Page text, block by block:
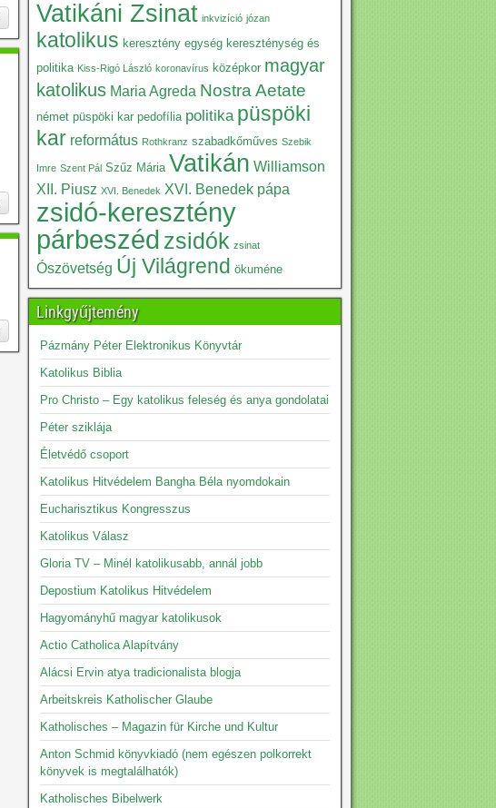
Vatikáni Zsinat inkvizíció józan
katolikus keresztény egység kereszténység és
politika Kiss-Rigó László koronavírus középkor magyar
katolikus Maria Agreda Nostra Aetate
német püspöki kar pedofília politika püspöki
kar református Rothkranz szabadkőműves Szebik
Imre Szent Pál Szűz Mária Vatikán Williamson
XII. Piusz XVI. Benedek XVI. Benedek pápa
zsidó-keresztény
párbeszéd zsidók zsinat
Ószövetség Új Világrend ökuméne
Linkgyűjtemény
Pázmány Péter Elektronikus Könyvtár
Katolikus Biblia
Pro Christo – Egy katolikus feleség és anya gondolatai
Péter sziklája
Életvédő csoport
Katolikus Hitvédelem Bangha Béla nyomdokain
Eucharisztikus Kongresszus
Katolikus Válasz
Gloria TV – Minél katolikusabb, annál jobb
Depostium Katolikus Hitvédelem
Hagyományhű magyar katolikusok
Actio Catholica Alapítvány
Alácsi Ervin atya tradicionalista blogja
Arbeitskreis Katholischer Glaube
Katholisches – Magazin für Kirche und Kultur
Anton Schmid könyvkiadó (nem egészen polkorrekt
könyvek is megtalálhatók)
Katholisches Bibelwerk